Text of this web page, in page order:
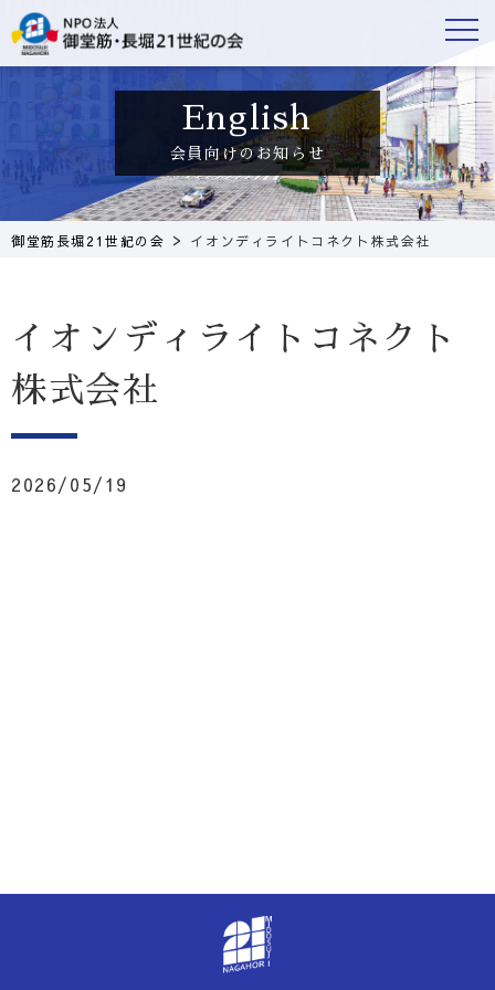
会員向けのお知らせ
御堂筋長堀21世紀の会 > イオンディライトコネクト株式会社
イオンディライトコネクト
株式会社
2026/05/19